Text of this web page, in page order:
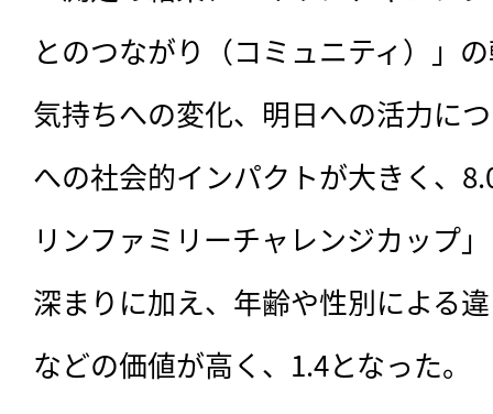
とのつながり（コミュニティ）」
気持ちへの変化、明日への活力に
への社会的インパクトが大きく、
リンファミリーチャレンジカップ
深まりに加え、年齢や性別による
などの価値が高く、1.4となった。